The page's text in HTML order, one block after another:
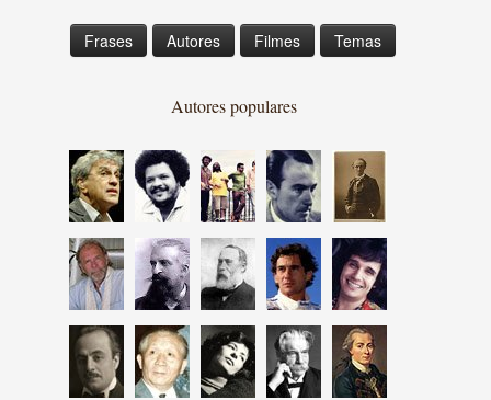
Frases Autores Filmes Temas
Autores populares